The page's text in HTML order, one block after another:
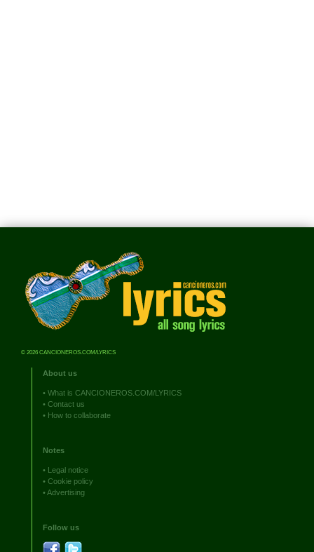
© 2026 CANCIONEROS.COM/LYRICS
About us
• What is CANCIONEROS.COM/LYRICS
• Contact us
• How to collaborate
Notes
• Legal notice
• Cookie policy
•Advertising
Follow us